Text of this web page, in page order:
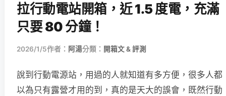
拉行動電站開箱，近 1.5 度電，充滿
只要 80 分鐘！
2026/1/5作者： 阿湯分類： 開箱文 & 評測
說到行動電源站，用過的人就知道有多方便，很多人都
以為只有露營才用的到，真的是天大的誤會，既然行動